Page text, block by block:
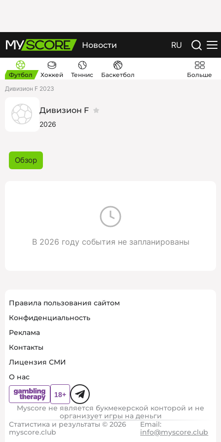
Новости RU
Футбол Хоккей Теннис Баскетбол
Больше
Дивизион F 2023
Дивизион F
2026
Обзор
В 2026 году события не запланированы
Правила пользования сайтом
Конфиденциальность
Реклама
Контакты
Лицензия СМИ
О нас
Myscore не является букмекерской конторой и не
организует игры на деньги
Статистика и результаты © 2026
myscore.club
Email:
info@myscore.club